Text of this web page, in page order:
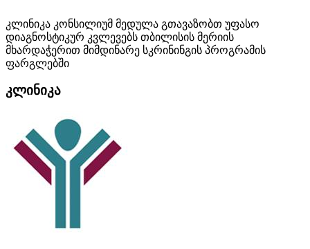
კლინიკა კონსილიუმ მედულა გთავაზობთ უფასო
დიაგნოსტიკურ კვლევებს თბილისის მერიის
მხარდაჭერით მიმდინარე სკრინინგის პროგრამის
ფარგლებში
კლინიკა